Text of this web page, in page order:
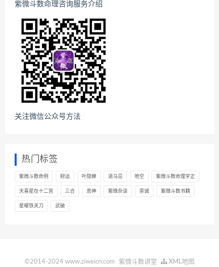
紫微斗数命理咨询服务介绍
关注微信公众号方法
热门标签
紫微斗数命例 财运 叶隐蝉 退马忌 地空 紫微斗数命理学正
天喜星在十二宫 三合 息神 紫微杂谈 崇诚 紫微斗数书籍
星曜铁关刀 武破
©2014-2024 www.ziweicn.com 紫微斗数讲堂 XML地图